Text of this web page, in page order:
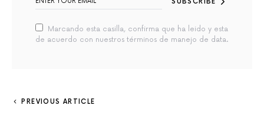
Marcando esta casilla, confirma que ha leido y esta
de acuerdo con nuestros términos de manejo de data.
PREVIOUS ARTICLE